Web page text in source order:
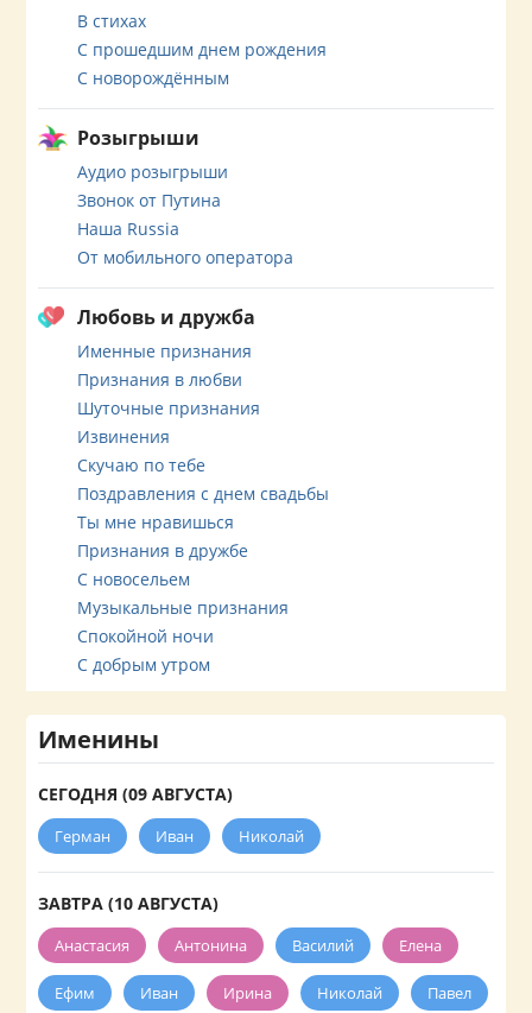
В стихах
С прошедшим днем рождения
С новорождённым
Розыгрыши
Аудио розыгрыши
Звонок от Путина
Наша Russia
От мобильного оператора
Любовь и дружба
Именные признания
Признания в любви
Шуточные признания
Извинения
Скучаю по тебе
Поздравления с днем свадьбы
Ты мне нравишься
Признания в дружбе
С новосельем
Музыкальные признания
Спокойной ночи
С добрым утром
Именины
СЕГОДНЯ (09 АВГУСТА)
Герман Иван Николай
ЗАВТРА (10 АВГУСТА)
Анастасия Антонина Василий Елена
Ефим Иван Ирина Николай Павел